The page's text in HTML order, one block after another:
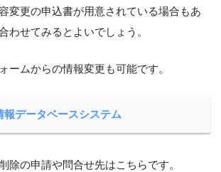
変更の申込書が用意されている場合もあ
わせてみるとよいでしょう。
ームからの情報変更も可能です。
報データベースシステム
除の申請や問合せ先はこちらです。